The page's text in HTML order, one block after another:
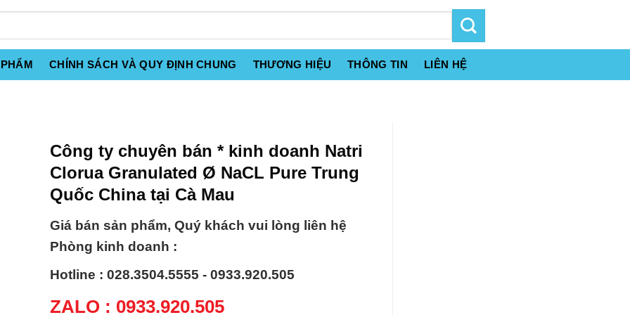
CHÍNH SÁCH VÀ QUY ĐỊNH CHUNG THƯƠNG HIỆU THÔNG TIN LIÊN HỆ
Công ty chuyên bán * kinh doanh Natri
Clorua Granulated Ø NaCL Pure Trung
Quốc China tại Cà Mau
Giá bán sản phẩm, Quý khách vui lòng liên hệ
Phòng kinh doanh :
Hotline : 028.3504.5555 - 0933.920.505
ZALO : 0933.920.505